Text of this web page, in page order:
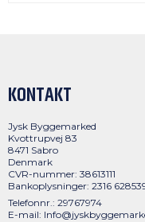
KONTAKT
Jysk Byggemarked
Kvottrupvej 83
8471 Sabro
Denmark
CVR-nummer: 38613111
Bankoplysninger: 2316
Telefonnr.: 29767974
E-mail: